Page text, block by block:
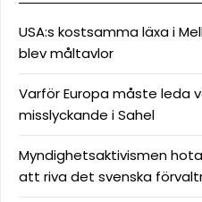
USA:s kostsamma läxa i
blev måltavlor
Varför Europa måste leda
misslyckande i Sahel
Myndighetsaktivismen
att riva det svenska